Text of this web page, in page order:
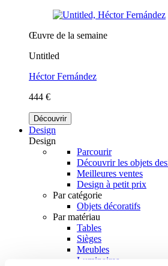
Œuvre de la semaine
Untitled
Héctor Fernández
444 €
Découvrir
Design
Design
Parcourir
Découvrir les objets
Meilleures ventes
Design à petit prix
Par catégorie
Objets décoratifs
Par matériau
Tables
Sièges
Meubles
Luminaires